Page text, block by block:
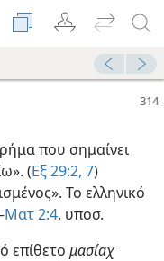
που σημαίνει
(Εξ 29:2, 7)
Το ελληνικό
Ματ 2:4, υποσ.
επίθετο μασίαχ